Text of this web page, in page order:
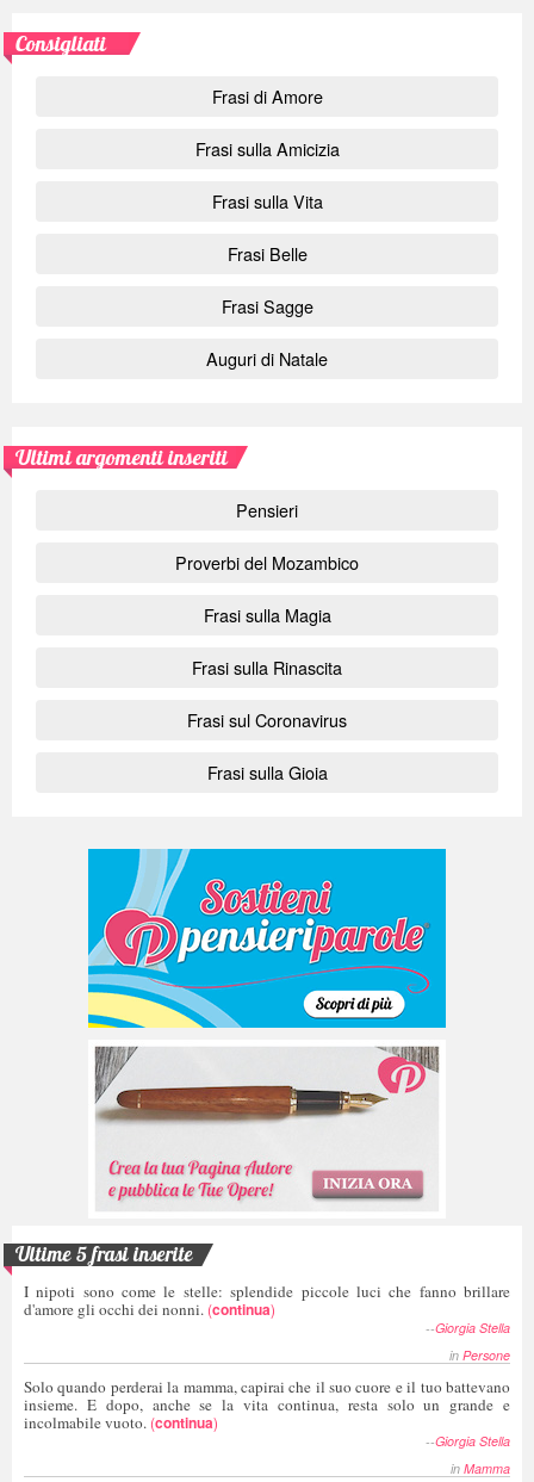
Consigliati
Frasi di Amore
Frasi sulla Amicizia
Frasi sulla Vita
Frasi Belle
Frasi Sagge
Auguri di Natale
Ultimi argomenti inseriti
Pensieri
Proverbi del Mozambico
Frasi sulla Magia
Frasi sulla Rinascita
Frasi sul Coronavirus
Frasi sulla Gioia
Ultime 5 frasi inserite
I nipoti sono come le stelle: splendide piccole luci che fanno brillare
d'amore gli occhi dei nonni. (continua)
--Giorgia Stella
in Persone
Solo quando perderai la mamma, capirai che il suo cuore e il tuo battevano
insieme. E dopo, anche se la vita continua, resta solo un grande e
incolmabile vuoto. (continua)
--Giorgia Stella
in Mamma